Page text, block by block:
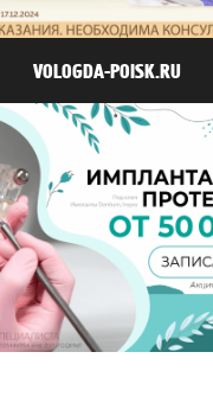
VOLOGDA-POISK.RU